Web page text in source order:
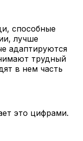
способные
лучше
адаптируются
трудный
в нем часть
это цифрами.